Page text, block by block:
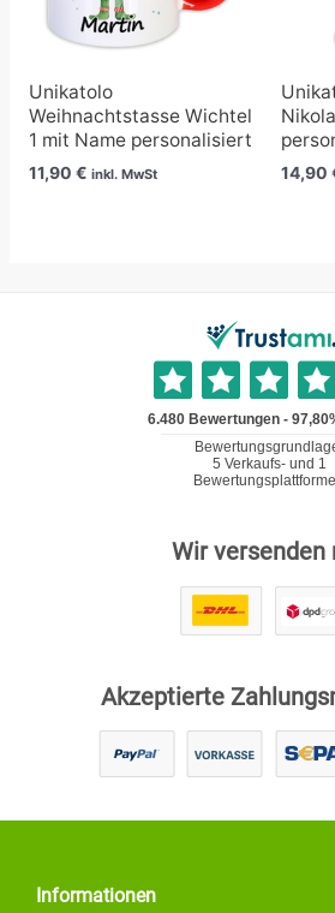
Unikatolo
Weihnachtstasse Wichtel
1 mit Name personalisiert
11,90 € inkl. MwSt 14,90
Wir versenden
Akzeptierte
Informationen